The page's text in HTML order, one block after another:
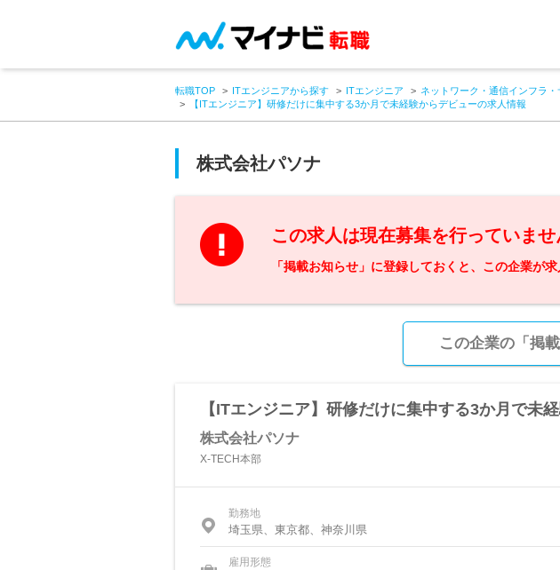
転職TOP ITエンジニアから探す ITエンジニア ネットワーク・通信インフラ
【ITエンジニア】研修だけに集中する3か月で未経験からデビューの求人情報
株式会社パソナ
この求人は現在募集を行っていませ
「掲載お知らせ」に登録しておくと、この企業が
この企業の「掲
【ITエンジニア】研修だけに集中する3か月で未
株式会社パソナ
X-TECH本部
勤務地
埼玉県、東京都、神奈川県
雇用形態